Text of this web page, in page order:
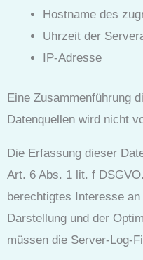
Hostname des
Uhrzeit der
IP-Adresse
Eine Zusammenführung
Datenquellen wird nicht
Die Erfassung dieser
Art. 6 Abs. 1 lit. f
berechtigtes Interesse
Darstellung und der
müssen die Server-Log-